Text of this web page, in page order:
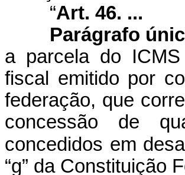
“Art. 46. ...
Parágrafo
a parcela do
fiscal emitido por
federação, que
concessão de
concedidos em
“g” da Constituição